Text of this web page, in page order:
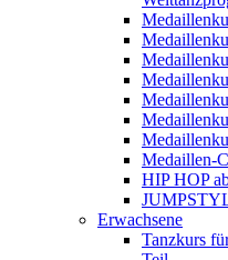
Medaillen-
HIP HOP
Erwachsene
Tanzkurs